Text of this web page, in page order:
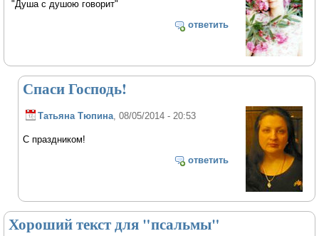
"Душа с душою говорит"
ответить
Спаси Господь!
Татьяна Тюпина, 08/05/2014 - 20:53
С праздником!
ответить
Хороший текст для "псальмы"